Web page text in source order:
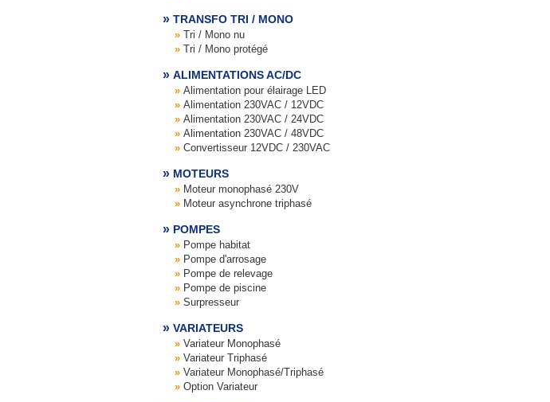
TRANSFO TRI / MONO
Tri / Mono nu
Tri / Mono protégé
ALIMENTATIONS AC/DC
Alimentation pour élairage LED
Alimentation 230VAC / 12VDC
Alimentation 230VAC / 24VDC
Alimentation 230VAC / 48VDC
Convertisseur 12VDC / 230VAC
MOTEURS
Moteur monophasé 230V
Moteur asynchrone triphasé
POMPES
Pompe habitat
Pompe d'arrosage
Pompe de relevage
Pompe de piscine
Surpresseur
VARIATEURS
Variateur Monophasé
Variateur Triphasé
Variateur Monophasé/Triphasé
Option Variateur